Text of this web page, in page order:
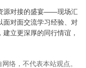
源对接的盛宴——现场汇
面对面交流学习经验、对
立更深厚的同行情谊，
络，不代表本站观点。